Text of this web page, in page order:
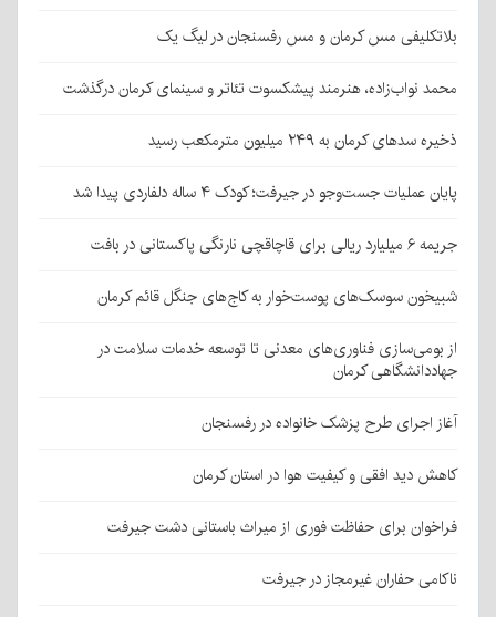
بلاتکلیفی مس کرمان و مس رفسنجان در لیگ یک
محمد نواب‌زاده، هنرمند پیشکسوت تئاتر و سینمای کرمان درگذشت
ذخیره سدهای کرمان به ۲۴۹ میلیون مترمکعب رسید
پایان عملیات جست‌وجو در جیرفت؛ کودک ۴ ساله دلفاردی پیدا شد
جریمه ۶ میلیارد ریالی برای قاچاقچی نارنگی پاکستانی در بافت
شبیخون سوسک‌های پوست‌خوار به کاج‌های جنگل قائم کرمان
از بومی‌سازی فناوری‌های معدنی تا توسعه خدمات سلامت در
جهاددانشگاهی کرمان
آغاز اجرای طرح پزشک خانواده در رفسنجان
کاهش دید افقی و کیفیت هوا در استان کرمان
فراخوان برای حفاظت فوری از میراث باستانی دشت جیرفت
ناکامی حفاران غیرمجاز در جیرفت